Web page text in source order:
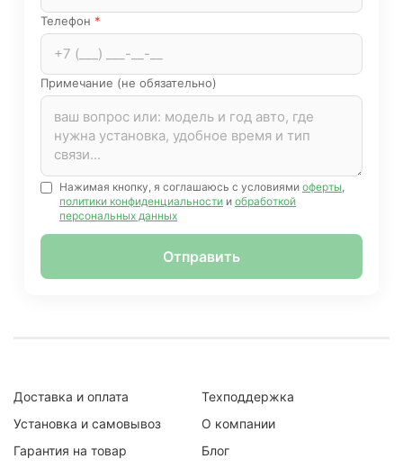
Телефон *
Примечание (не обязательно)
Нажимая кнопку, я соглашаюсь с условиями оферты
политики конфиденциальности и обработкой
персональных данных
Отправить
Доставка и оплата
Установка и самовывоз
Гарантия на товар
Техподдержка
О компании
Блог